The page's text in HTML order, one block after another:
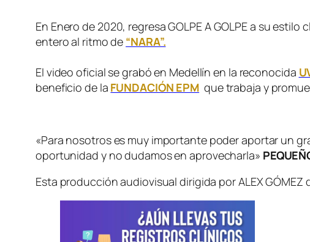
En Enero de 2020, regresa GOLPE A GOLPE a su
entero al ritmo de “NARA”.
El video oficial se grabó en Medellín en la reconocida
beneficio de la FUNDACIÓN EPM que trabaja y
«Para nosotros es muy importante poder aportar un
oportunidad y no dudamos en aprovecharla»
Esta producción audiovisual dirigida por ALEX GÓMEZ